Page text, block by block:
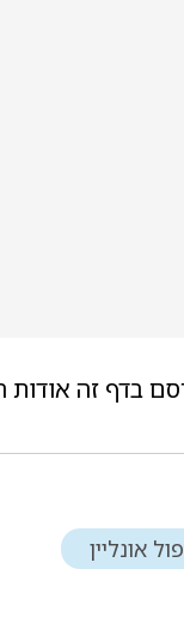
בדף זה
אונליין